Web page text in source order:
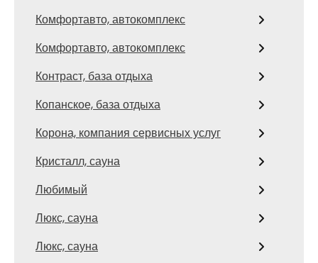
Комфортавто, автокомплекс
Комфортавто, автокомплекс
Контраст, база отдыха
Копанское, база отдыха
Корона, компания сервисных услуг
Кристалл, сауна
Любимый
Люкс, сауна
Люкс, сауна